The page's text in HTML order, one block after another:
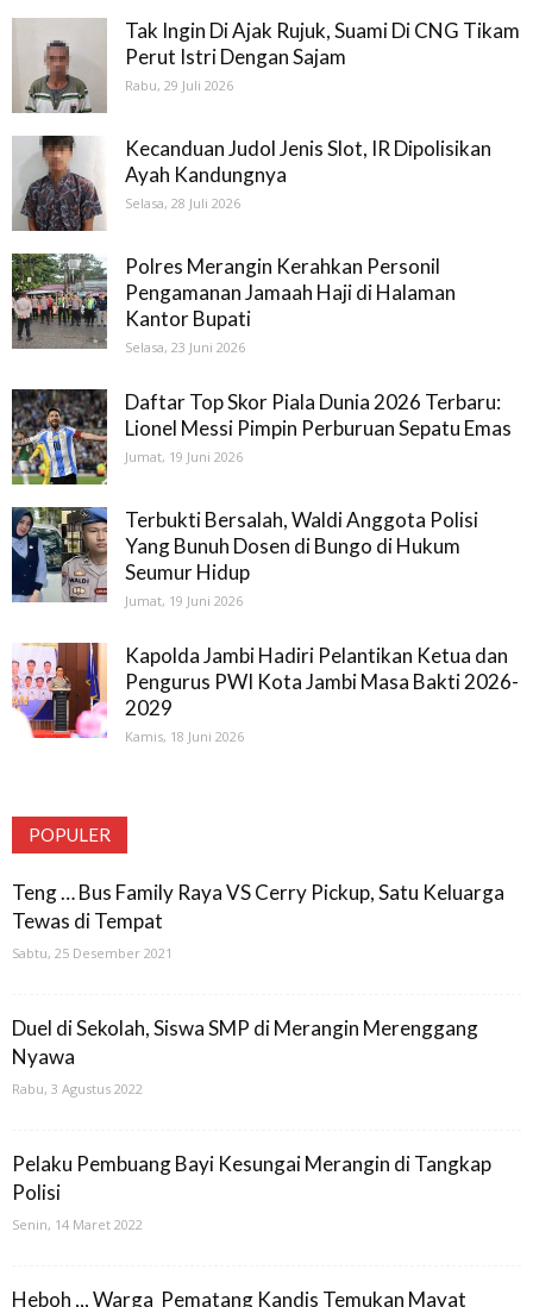
Tak Ingin Di Ajak Rujuk, Suami Di CNG Tikam
Perut Istri Dengan Sajam
Rabu, 29 Juli 2026
Kecanduan Judol Jenis Slot, IR Dipolisikan
Ayah Kandungnya
Selasa, 28 Juli 2026
Polres Merangin Kerahkan Personil
Pengamanan Jamaah Haji di Halaman
Kantor Bupati
Selasa, 23 Juni 2026
Daftar Top Skor Piala Dunia 2026 Terbaru:
Lionel Messi Pimpin Perburuan Sepatu Emas
Jumat, 19 Juni 2026
Terbukti Bersalah, Waldi Anggota Polisi
Yang Bunuh Dosen di Bungo di Hukum
Seumur Hidup
Jumat, 19 Juni 2026
Kapolda Jambi Hadiri Pelantikan Ketua dan
Pengurus PWI Kota Jambi Masa Bakti 2026-
2029
Kamis, 18 Juni 2026
POPULER
Teng … Bus Family Raya VS Cerry Pickup, Satu Keluarga
Tewas di Tempat
Sabtu, 25 Desember 2021
Duel di Sekolah, Siswa SMP di Merangin Merenggang
Nyawa
Rabu, 3 Agustus 2022
Pelaku Pembuang Bayi Kesungai Merangin di Tangkap
Polisi
Senin, 14 Maret 2022
Heboh ,,, Warga Pematang Kandis Temukan Mayat